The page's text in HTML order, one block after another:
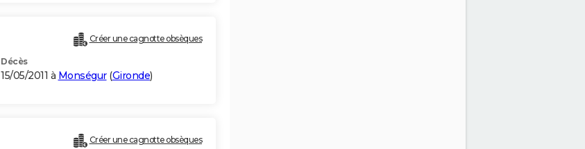
Créer une cagnotte obsèques
Décès
15/05/2011 à Monségur(Gironde)
Créer une cagnotte obsèques